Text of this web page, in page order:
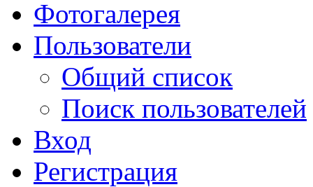
Фотогалерея
Пользователи
Общий список
Поиск пользователей
Вход
Регистрация